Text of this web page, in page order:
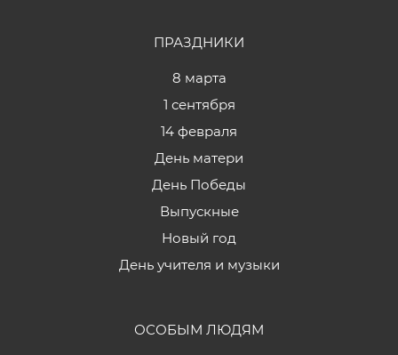
ПРАЗДНИКИ
8 марта
1 сентября
14 февраля
День матери
День Победы
Выпускные
Новый год
День учителя и музыки
ОСОБЫМ ЛЮДЯМ